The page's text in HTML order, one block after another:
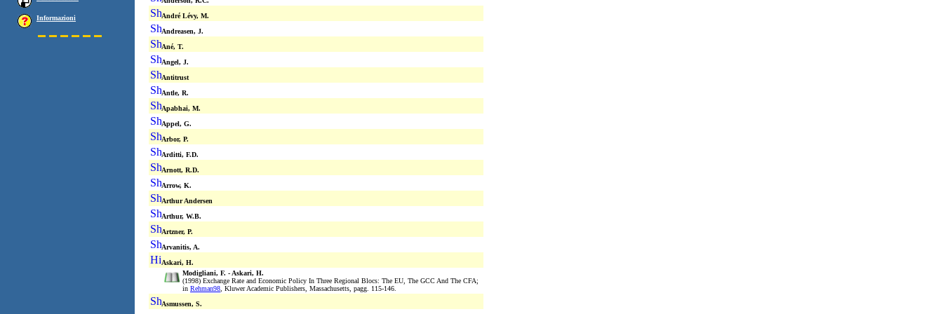
Informazioni
André Lévy, M.
Andreasen, J.
Ané, T.
Angel, J.
Antitrust
Antle, R.
Apabhai, M.
Appel, G.
Arbor, P.
Arditti, F.D.
Arnott, R.D.
Arrow, K.
Arthur Andersen
Arthur, W.B.
Artzner, P.
Arvanitis, A.
Askari, H.
Modigliani, F. - Askari, H.
(1998) Exchange Rate and Economic Policy In Three Regional Blocs: The EU, The GCC And The CFA;
in Rehman98 , Kluwer Academic Publishers, Massachusetts, pagg. 115-146.
Asmussen, S.